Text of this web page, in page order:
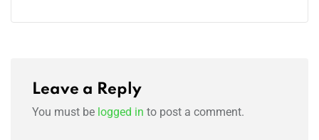
Leave a Reply
You must be logged in to post a comment.